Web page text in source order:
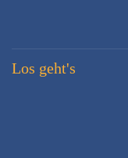
Los geht's